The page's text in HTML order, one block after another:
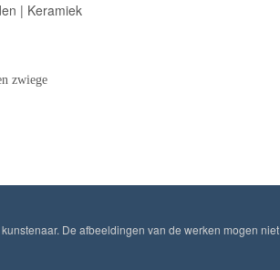
| Keramiek
zwiege
De afbeeldingen van de werken mogen niet